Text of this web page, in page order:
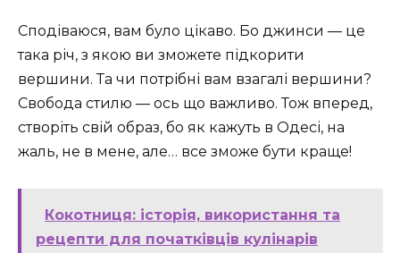
Сподіваюся, вам було цікаво. Бо джинси — це
така річ, з якою ви зможете підкорити
вершини. Та чи потрібні вам взагалі вершини?
Свобода стилю — ось що важливо. Тож вперед,
створіть свій образ, бо як кажуть в Одесі, на
жаль, не в мене, але… все зможе бути краще!
Кокотниця: історія, використання та
рецепти для початківців кулінарів